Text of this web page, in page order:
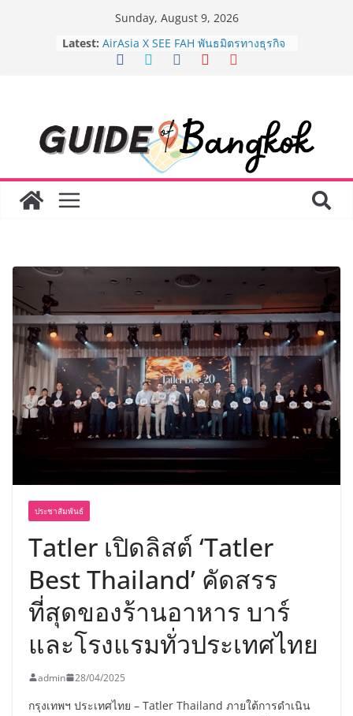
Sunday, August 9, 2026
Latest: AirAsia X SEE FAH พันธมิตรทางธุรกิจ
ยาวนานกว่า 20 ปี ต่อยอดเสิร์ฟความ
“BIO TRADE CONNECT 2026” ยก
ระดับผลิตภัณฑ์ท้องถิ่นสู่ตลาดเชิง
พาณิชย์อย่างยั่งยืน
LORDNINE จัดศึกคนดังสายเกม ไทย
ปะทะ ฟิลิปปินส์ ใน “Rise of the Tenth
ได้เตรียมนักเรียนเพียงเพื่อก้าวเข้าสู่
มหาวิทยาลัยเท่านั้น แต่ยังเตรียมพวก
เขาให้พร้อมเป็นผู้กำหนดอนาคต”
8.8 “ซูเลียน” รวมพลังนักธุรกิจทั่ว
ประเทศ จัดประชุมใหญ่แห่งปี พบ CEO
“ดร.ปิยะวัฒน์” ถ่ายทอดวิสัยทัศน์ธุรกิจ
พร้อมฟรีคอนเสิร์ต “โชค รถแห่” ยกวง
ประชาสัมพันธ์
Tatler เปิดลิสต์ ‘Tatler
Best Thailand’ คัดสรร
ที่สุดของร้านอาหาร บาร์
และโรงแรมทั่วประเทศไทย
admin 28/04/2025
กรุงเทพฯ ประเทศไทย – Tatler Thailand ภายใต้การดำเนิน